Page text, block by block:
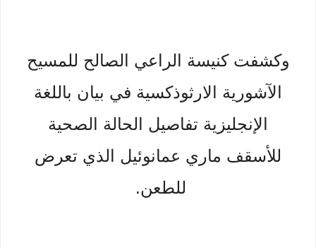
وكشفت كنيسة الراعي الصالح للمسيح
الآشورية الارثوذكسية في بيان باللغة
الإنجليزية تفاصيل الحالة الصحية
للأسقف ماري عمانوئيل الذي تعرض
للطعن.